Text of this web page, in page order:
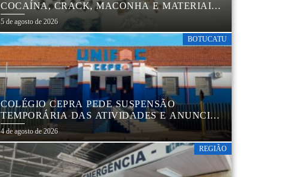
COCAÍNA, CRACK, MACONHA E MATERIAIS
PARA EMBALAR DROGAS EM BOTUCATU
5 de agosto de 2026
BOTUCATU
COLÉGIO CEPRA PEDE SUSPENSÃO
TEMPORÁRIA DAS ATIVIDADES E ANUNCIA
REESTRUTURAÇÃO EM BOTUCATU
4 de agosto de 2026
REGIÃO